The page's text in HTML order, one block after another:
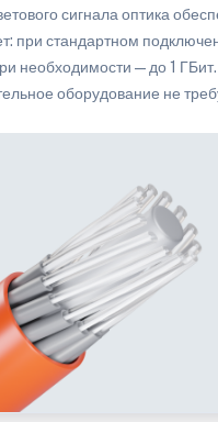
сигнала оптика
при стандартном
необходимости — до 1 ГБит.
оборудование не